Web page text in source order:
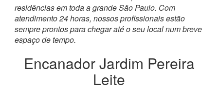
residências em toda a grande São Paulo. Com
atendimento 24 horas, nossos profissionais estão
sempre prontos para chegar até o seu local num breve
espaço de tempo.
Encanador Jardim Pereira
Leite